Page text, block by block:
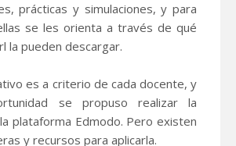
prácticas y simulaciones, y para
se les orienta a través de qué
la pueden descargar.
es a criterio de cada docente, y
se propuso realizar la
plataforma Edmodo. Pero existen
y recursos para aplicarla.